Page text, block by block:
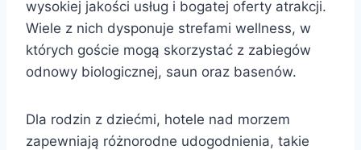
wysokiej jakości usług i bogatej oferty atrakcji.
Wiele z nich dysponuje strefami wellness, w
których goście mogą skorzystać z zabiegów
odnowy biologicznej, saun oraz basenów.
Dla rodzin z dziećmi, hotele nad morzem
zapewniają różnorodne udogodnienia, takie